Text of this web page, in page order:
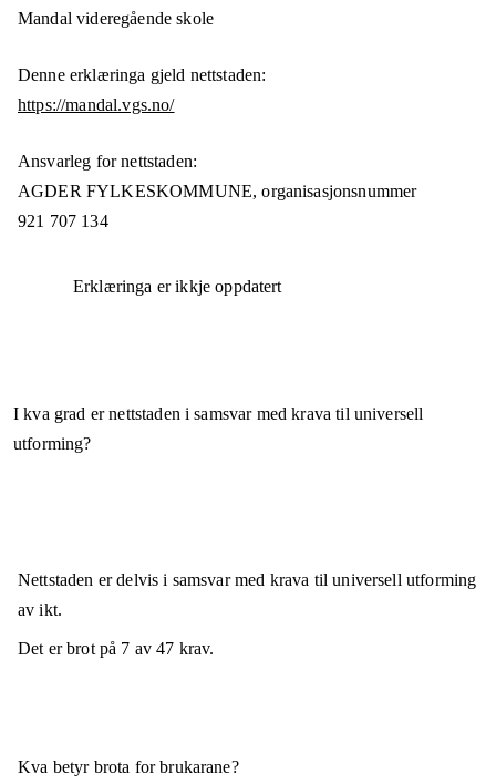
Mandal videregående skole
Denne erklæringa gjeld nettstaden:
https://mandal.vgs.no/
Ansvarleg for nettstaden:
AGDER FYLKESKOMMUNE,organisasjonsnummer
921 707 134
Erklæringa er ikkje oppdatert
I kva grad er nettstaden i samsvar med krava til universell
utforming?
Nettstaden erdelvis i samsvarmed krava til universell utforming
av ikt.
Det er brot på 7 av47 krav.
Kva betyr brota for brukarane?